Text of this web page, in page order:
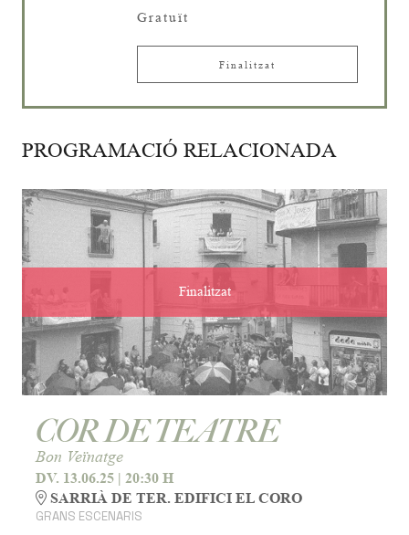
Gratuït
Finalitzat
PROGRAMACIÓ RELACIONADA
Finalitzat
COR DE TEATRE
Bon Veïnatge
DV. 13.06.25 | 20:30 H
SARRIÀ DE TER. EDIFICI EL CORO
GRANS ESCENARIS